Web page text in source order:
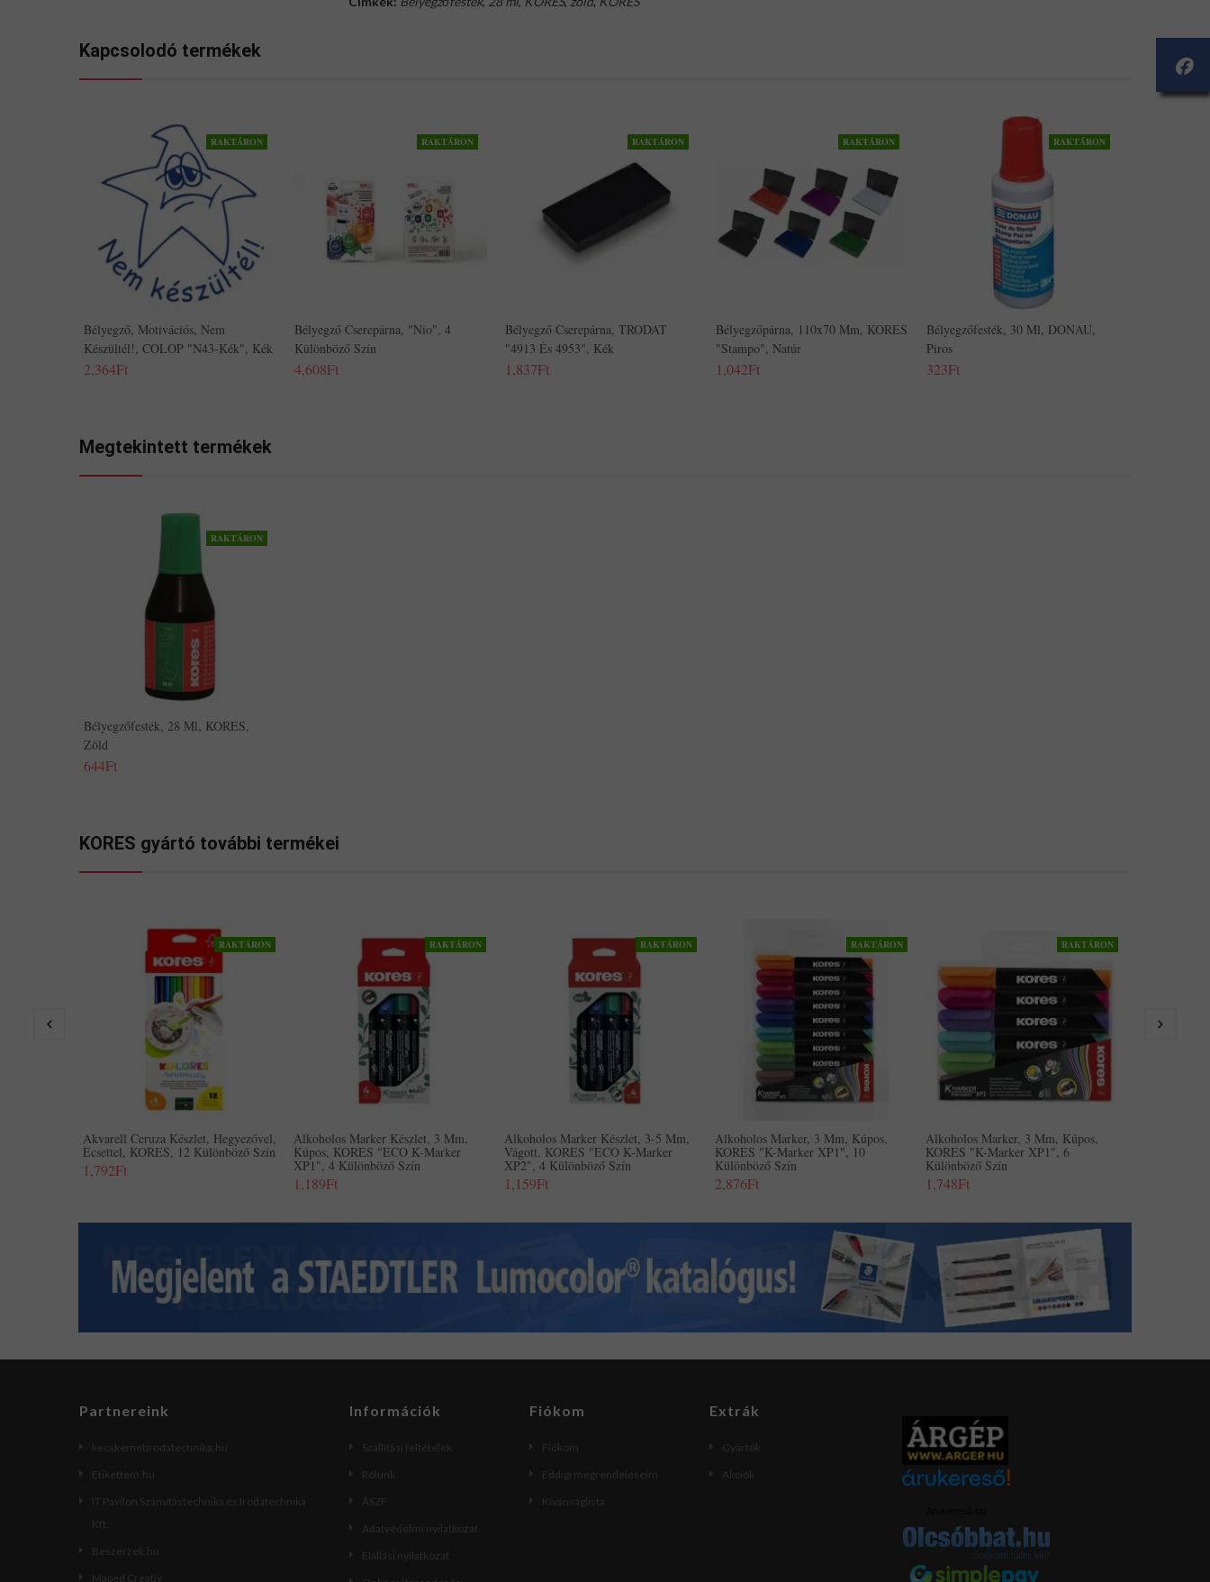
Kapcsolodó termékek
RAKTÁRON
Bélyegző, Motivációs, Nem
Készültél!, COLOP "N43-Kék", Kék
2,364Ft
RAKTÁRON
Bélyegző Cserepárna, "Nio", 4
Különböző Szín
4,608Ft
RAKTÁRON
Bélyegző Cserepárna, TRODAT
"4913 És 4953", Kék
1,837Ft
RAKTÁRON
Bélyegzőpárna, 110x70 Mm, KORES
"Stampo", Natúr
1,042Ft
RAKTÁRON
Bélyegzőfesték, 30 Ml, DONAU,
Piros
323Ft
Megtekintett termékek
RAKTÁRON
Bélyegzőfesték, 28 Ml, KORES,
Zöld
644Ft
KORES gyártó további termékei
RAKTÁRON
Akvarell Ceruza Készlet, Hegyezővel,
Ecsettel, KORES, 12 Különböző Szín
1,792Ft
RAKTÁRON
Alkoholos Marker Készlet, 3 Mm,
Kúpos, KORES "ECO K-Marker
XP1", 4 Különböző Szín
1,189Ft
RAKTÁRON
Alkoholos Marker Készlet, 3-5 Mm,
Vágott, KORES "ECO K-Marker
XP2", 4 Különböző Szín
1,159Ft
RAKTÁRON
Alkoholos Marker, 3 Mm, Kúpos,
KORES "K-Marker XP1", 10
Különböző Szín
2,876Ft
RAKTÁRON
Alkoholos Marker, 3 Mm, Kúpos,
KORES "K-Marker XP1", 6
Különböző Szín
1,748Ft
Partnereink
kecskemetirodatechnika.hu
Etikettem.hu
IT Pavilon Számítástechnika és Irodatechnika
Kft.
Beszerzek.hu
Maped Creativ
Információk
Szállítási feltételek
Rólunk
ÁSZF
Adatvédelmi nyilatkozat
Elállási nyilatkozat
Fiókom
Fiókom
Eddigi megrendeléseim
Kívánságlista
Extrák
Gyártók
Akciók